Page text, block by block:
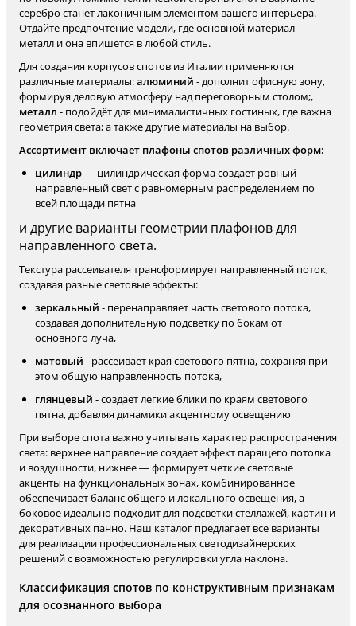
серебро станет лаконичным элементом вашего интерьера.
Отдайте предпочтение модели, где основной материал -
металл и она впишется в любой стиль.
Для создания корпусов спотов из Италии применяются
различные материалы:алюминий - дополнит офисную зону,
формируя деловую атмосферу над переговорным столом;,
металл - подойдёт для минималистичных гостиных, где важна
геометрия света; а также другие материалы на выбор.
Ассортимент включает плафоны спотов различных форм:
цилиндр— цилиндрическая форма создает ровный
направленный свет с равномерным распределением по
всей площади пятна
и другие варианты геометрии плафонов для
направленного света.
Текстура рассеивателя трансформирует направленный поток,
создавая разные световые эффекты:
зеркальный - перенаправляет часть светового потока,
создавая дополнительную подсветку по бокам от
основного луча,
матовый - рассеивает края светового пятна, сохраняя при
этом общую направленность потока,
глянцевый - создает легкие блики по краям светового
пятна, добавляя динамики акцентному освещению
При выборе спота важно учитывать характер распространения
света: верхнее направление создает эффект парящего потолка
и воздушности, нижнее — формирует четкие световые
акценты на функциональных зонах, комбинированное
обеспечивает баланс общего и локального освещения, а
боковое идеально подходит для подсветки стеллажей, картин и
декоративных панно. Наш каталог предлагает все варианты
для реализации профессиональных светодизайнерских
решений с возможностью регулировки угла наклона.
Классификация спотов по конструктивным признакам
для осознанного выбора